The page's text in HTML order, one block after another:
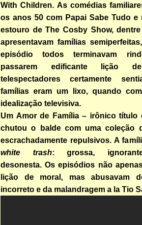
With Children. As comédias
os anos 50 com Papai Sabe Tudo e
estouro de The Cosby Show,
apresentavam famílias
episódio todos terminavam
passarem edificante lição
telespectadores certamente
famílias eram um lixo, quando
idealização televisiva.
Um Amor de Família – irônico título
chutou o balde com uma coleção
escrachadamente repulsivos. A
white trash: grossa,
desonesta. Os episódios não
lição de moral, mas abusavam
incorreto e da malandragem a la Tio